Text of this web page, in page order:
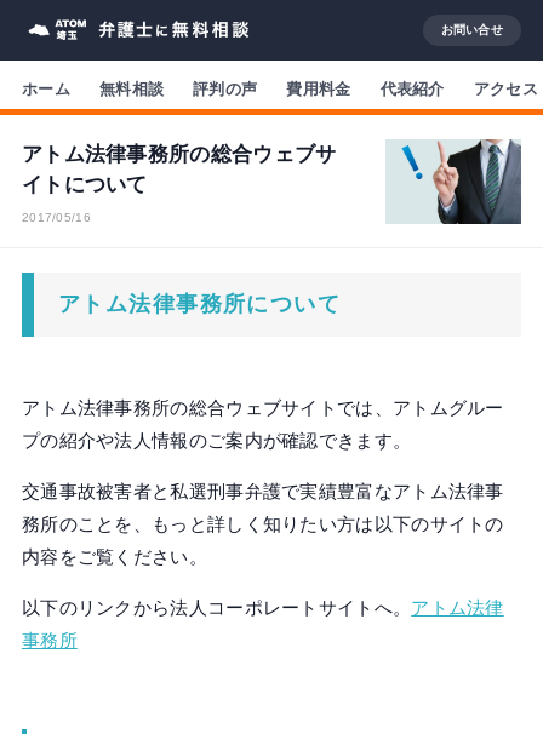
お問い合せ
ホーム 無料相談 評判の声 費用料金 代表紹介 アクセス
アトム法律事務所の総合ウェブサ
イトについて
2017/05/16
アトム法律事務所について
アトム法律事務所の総合ウェブサイトでは、アトムグルー
プの紹介や法人情報のご案内が確認できます。
交通事故被害者と私選刑事弁護で実績豊富なアトム法律事
務所のことを、もっと詳しく知りたい方は以下のサイトの
内容をご覧ください。
以下のリンクから法人コーポレートサイトへ。 アトム法律
事務所